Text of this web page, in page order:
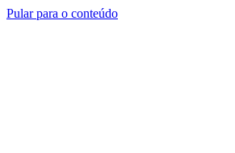
Pular para o conteúdo